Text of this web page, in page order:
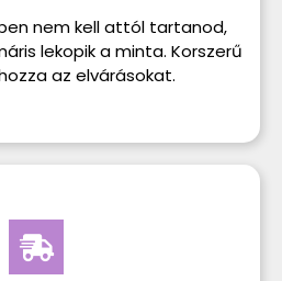
nem kell attól tartanod,
lekopik a minta. Korszerű
az elvárásokat.